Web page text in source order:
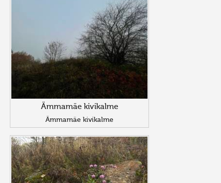
Ämmamäe kivikalme
Ämmamäe kivikalme